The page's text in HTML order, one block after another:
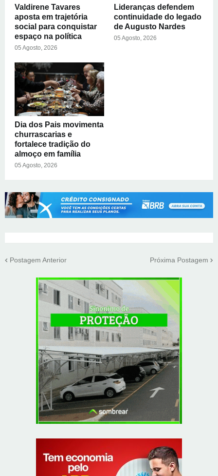
Valdirene Tavares
aposta em trajetória
social para conquistar
espaço na política
05 Agosto, 2026
Lideranças defendem
continuidade do legado
de Augusto Nardes
05 Agosto, 2026
Dia dos Pais movimenta
churrascarias e
fortalece tradição do
almoço em família
05 Agosto, 2026
Postagem Anterior Próxima Postagem